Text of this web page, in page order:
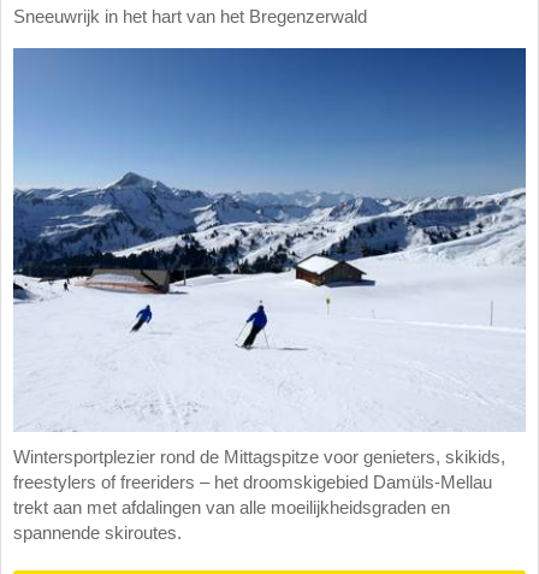
Sneeuwrijk in het hart van het Bregenzerwald
Wintersportplezier rond de Mittagspitze voor genieters, skikids,
freestylers of freeriders – het droomskigebied Damüls-Mellau
trekt aan met afdalingen van alle moeilijkheidsgraden en
spannende skiroutes.